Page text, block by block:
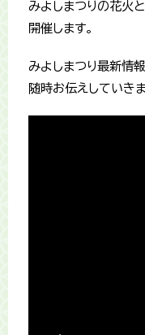
みよしまつりの花火
開催します。
みよしまつり最新情
随時お伝えしていきま